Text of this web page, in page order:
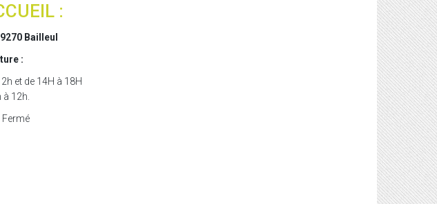
:
Bailleul
:
et de 14H à 18H
à 12h.
Fermé